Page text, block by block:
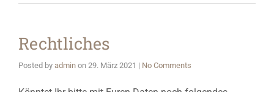
Rechtliches
Posted by admin on 29. März 2021 | No Comments